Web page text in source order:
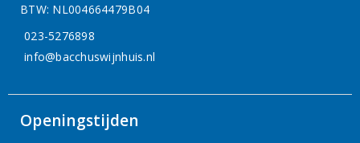
BTW: NL004664479B04
023-5276898
info@bacchuswijnhuis.nl
Openingstijden